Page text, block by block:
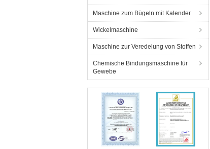
Maschine zum Bügeln mit Kalender
Wickelmaschine
Maschine zur Veredelung von Stoffen
Chemische Bindungsmaschine für
Gewebe